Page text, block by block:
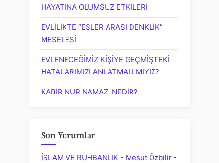
HAYATINA OLUMSUZ ETKİLERİ
EVLİLİKTE “EŞLER ARASI DENKLİK”
MESELESİ
EVLENECEĞİMİZ KİŞİYE GEÇMİŞTEKİ
HATALARIMIZI ANLATMALI MIYIZ?
KABİR NUR NAMAZI NEDİR?
Son Yorumlar
İSLAM VE RUHBANLIK - Mesut Özbilir -